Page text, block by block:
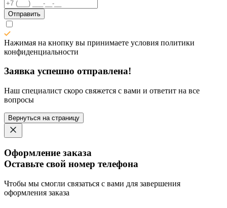
Отправить
Нажимая на кнопку вы принимаете условия политики
конфиденциальности
Заявка успешно отправлена!
Наш специалист скоро свяжется с вами и ответит на все
вопросы
Вернуться на страницу
Оформление заказа
Оставьте свой номер телефона
Чтобы мы смогли связаться с вами для завершения
оформления заказа